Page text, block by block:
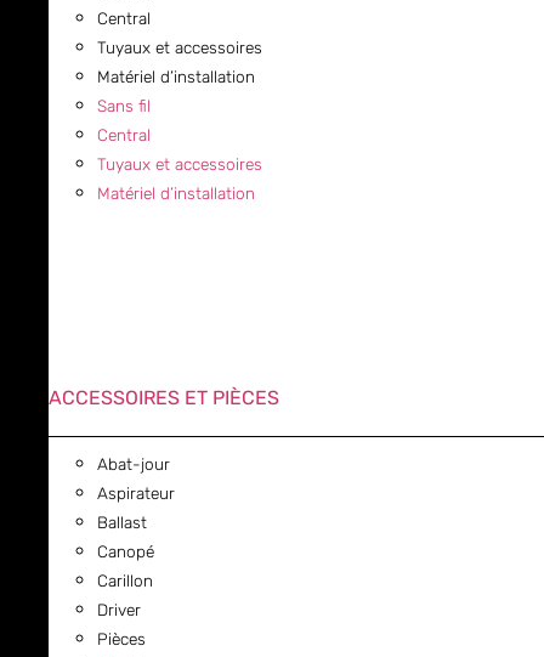
Central
Tuyaux et accessoires
Matériel d’installation
Sans fil
Central
Tuyaux et accessoires
Matériel d’installation
ACCESSOIRES ET PIÈCES
Abat-jour
Aspirateur
Ballast
Canopé
Carillon
Driver
Pièces